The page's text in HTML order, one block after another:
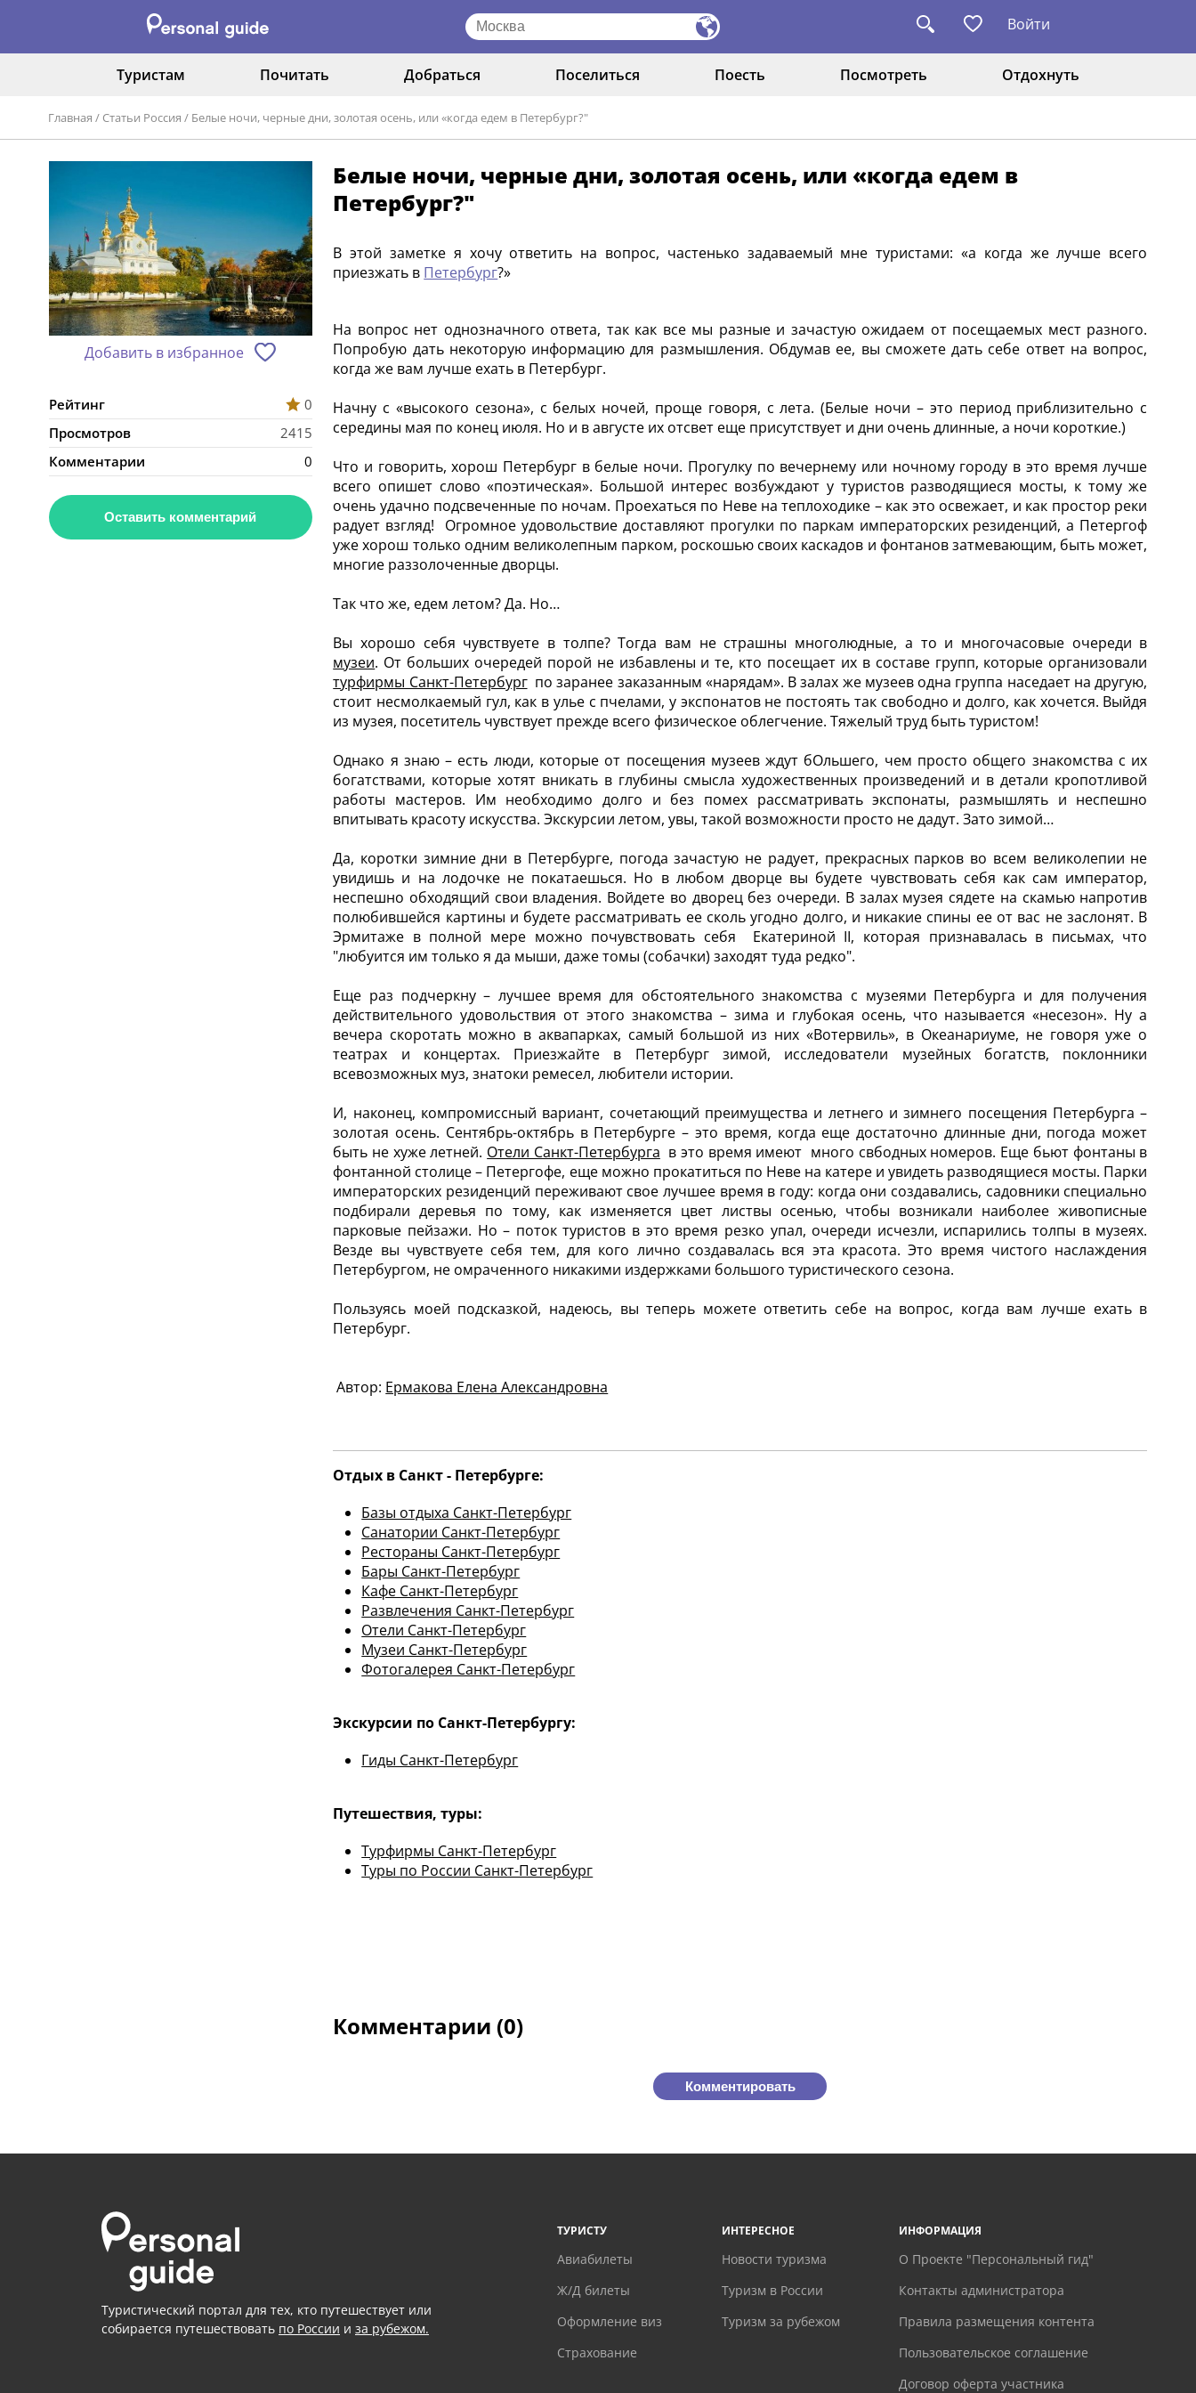
Войти
Туристам Почитать Добраться Поселиться Поесть Посмотреть Отдохнуть
Главная / Статьи Россия / Белые ночи, черные дни, золотая осень, или «когда едем в Петербург?"
Добавить в избранное
Рейтинг
0
Просмотров
2415
Комментарии
0
Оставить комментарий
Белые ночи, черные дни, золотая осень, или «когда едем в
Петербург?"
В этой заметке я хочу ответить на вопрос, частенько задаваемый мне туристами: «а когда же лучше всего
приезжать в Петербург?»
На вопрос нет однозначного ответа, так как все мы разные и зачастую ожидаем от посещаемых мест разного.
Попробую дать некоторую информацию для размышления. Обдумав ее, вы сможете дать себе ответ на вопрос,
когда же вам лучше ехать в Петербург.
Начну с «высокого сезона», с белых ночей, проще говоря, с лета. (Белые ночи – это период приблизительно с
середины мая по конец июля. Но и в августе их отсвет еще присутствует и дни очень длинные, а ночи короткие.)
Что и говорить, хорош Петербург в белые ночи. Прогулку по вечернему или ночному городу в это время лучше
всего опишет слово «поэтическая». Большой интерес возбуждают у туристов разводящиеся мосты, к тому же
очень удачно подсвеченные по ночам. Проехаться по Неве на теплоходике – как это освежает, и как простор реки
радует взгляд! Огромное удовольствие доставляют прогулки по паркам императорских резиденций, а Петергоф
уже хорош только одним великолепным парком, роскошью своих каскадов и фонтанов затмевающим, быть может,
многие раззолоченные дворцы.
Так что же, едем летом? Да. Но…
Вы хорошо себя чувствуете в толпе? Тогда вам не страшны многолюдные, а то и многочасовые очереди в
музеи. От больших очередей порой не избавлены и те, кто посещает их в составе групп, которые организовали
турфирмы Санкт-Петербургпо заранее заказанным «нарядам». В залах же музеев одна группа наседает на другую,
стоит несмолкаемый гул, как в улье с пчелами, у экспонатов не постоять так свободно и долго, как хочется. Выйдя
из музея, посетитель чувствует прежде всего физическое облегчение. Тяжелый труд быть туристом!
Однако я знаю – есть люди, которые от посещения музеев ждут бОльшего, чем просто общего знакомства с их
богатствами, которые хотят вникать в глубины смысла художественных произведений и в детали кропотливой
работы мастеров. Им необходимо долго и без помех рассматривать экспонаты, размышлять и неспешно
впитывать красоту искусства. Экскурсии летом, увы, такой возможности просто не дадут. Зато зимой…
Да, коротки зимние дни в Петербурге, погода зачастую не радует, прекрасных парков во всем великолепии не
увидишь и на лодочке не покатаешься. Но в любом дворце вы будете чувствовать себя как сам император,
неспешно обходящий свои владения. Войдете во дворец без очереди. В залах музея сядете на скамью напротив
полюбившейся картины и будете рассматривать ее сколь угодно долго, и никакие спины ее от вас не заслонят. В
Эрмитаже в полной мере можно почувствовать себя Екатериной II, которая признавалась в письмах, что
"любуится им только я да мыши, даже томы (собачки) заходят туда редко".
Еще раз подчеркну – лучшее время для обстоятельного знакомства с музеями Петербурга и для получения
действительного удовольствия от этого знакомства – зима и глубокая осень, что называется «несезон». Ну а
вечера скоротать можно в аквапарках, самый большой из них «Вотервиль», в Океанариуме, не говоря уже о
театрах и концертах. Приезжайте в Петербург зимой, исследователи музейных богатств, поклонники
всевозможных муз, знатоки ремесел, любители истории.
И, наконец, компромиссный вариант, сочетающий преимущества и летнего и зимнего посещения Петербурга –
золотая осень. Сентябрь-октябрь в Петербурге – это время, когда еще достаточно длинные дни, погода может
быть не хуже летней. Отели Санкт-Петербурга в это время имеют много свбодных номеров. Еще бьют фонтаны в
фонтанной столице – Петергофе, еще можно прокатиться по Неве на катере и увидеть разводящиеся мосты. Парки
императорских резиденций переживают свое лучшее время в году: когда они создавались, садовники специально
подбирали деревья по тому, как изменяется цвет листвы осенью, чтобы возникали наиболее живописные
парковые пейзажи. Но – поток туристов в это время резко упал, очереди исчезли, испарились толпы в музеях.
Везде вы чувствуете себя тем, для кого лично создавалась вся эта красота. Это время чистого наслаждения
Петербургом, не омраченного никакими издержками большого туристического сезона.
Пользуясь моей подсказкой, надеюсь, вы теперь можете ответить себе на вопрос, когда вам лучше ехать в
Петербург.
Автор: Ермакова Елена Александровна
Отдых в Санкт - Петербурге:
Базы отдыха Санкт-Петербург
Санатории Санкт-Петербург
Рестораны Санкт-Петербург
Бары Санкт-Петербург
Кафе Санкт-Петербург
Развлечения Санкт-Петербург
Отели Санкт-Петербург
Музеи Санкт-Петербург
Фотогалерея Санкт-Петербург
Экскурсии по Санкт-Петербургу:
Гиды Санкт-Петербург
Путешествия, туры:
Турфирмы Санкт-Петербург
Туры по России Санкт-Петербург
Комментарии (0)
Комментировать
Туристический портал для тех, кто путешествует или
собирается путешествовать по России и за рубежом.
ТУРИСТУ
Авиабилеты
Ж/Д билеты
Оформление виз
Страхование
ИНТЕРЕСНОЕ
Новости туризма
Туризм в России
Туризм за рубежом
ИНФОРМАЦИЯ
О Проекте "Персональный гид"
Контакты администратора
Правила размещения контента
Пользовательское соглашение
Договор оферта участника